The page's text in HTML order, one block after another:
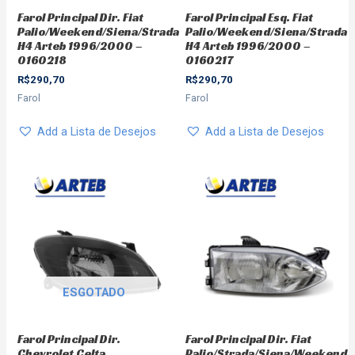
Farol Principal Dir. Fiat
Palio/Weekend/Siena/Strada
H4 Arteb 1996/2000 –
0160218
R$290,70
Farol
Add a Lista de Desejos
Farol Principal Esq. Fiat
Palio/Weekend/Siena/Strada
H4 Arteb 1996/2000 –
0160217
R$290,70
Farol
Add a Lista de Desejos
ESGOTADO
Farol Principal Dir.
Farol Principal Dir. Fiat